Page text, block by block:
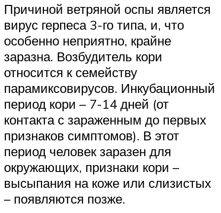
Причиной ветряной оспы является
вирус герпеса 3-го типа, и, что
особенно неприятно, крайне
заразна. Возбудитель кори
относится к семейству
парамиксовирусов. Инкубационный
период кори – 7-14 дней (от
контакта с зараженным до первых
признаков симптомов). В этот
период человек заразен для
окружающих, признаки кори –
высыпания на коже или слизистых
– появляются позже.